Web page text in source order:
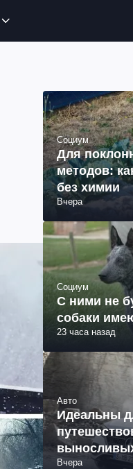
Социум
Для
методов:
без химии
Вчера
Социум
С ними не
собаки
23 часа назад
Авто
Идеальны
Вчера